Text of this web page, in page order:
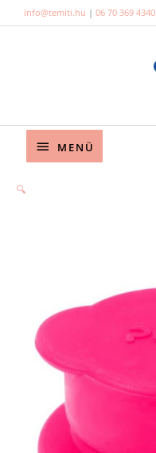
to
info@temiti.hu | 06 70 369 4340
Below
MENÜ
🔍